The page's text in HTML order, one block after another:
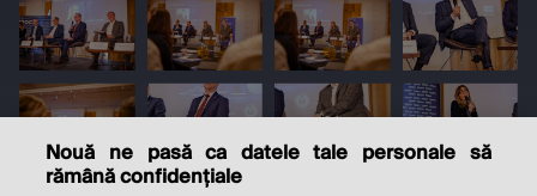
Nouă ne pasă ca datele tale personale să
rămână confidențiale